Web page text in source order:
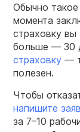
Обычно
момента
страховку
больше — 30
страховку —
полезен.
Чтобы
напишите
за 7–10